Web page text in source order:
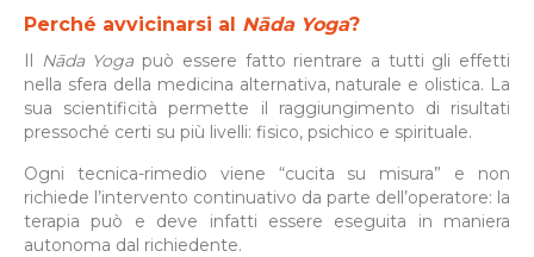
Perché avvicinarsi al Nāda Yoga?
Il Nāda Yoga può essere fatto rientrare a tutti gli effetti
nella sfera della medicina alternativa, naturale e olistica. La
sua scientificità permette il raggiungimento di risultati
pressoché certi su più livelli: fisico, psichico e spirituale.
Ogni tecnica-rimedio viene “cucita su misura” e non
richiede l’intervento continuativo da parte dell’operatore: la
terapia può e deve infatti essere eseguita in maniera
autonoma dal richiedente.